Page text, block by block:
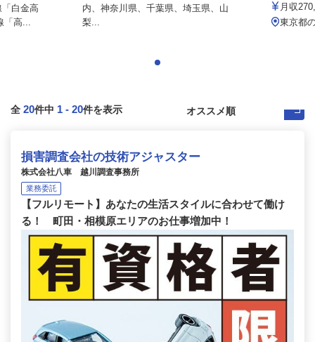
白金高
高...
内、神奈川県、千葉県、埼玉県、山
梨...
月収
東京都
全 20件中 1 - 20件を表示
損害調査会社の技術アジャスター
株式会社八車 越川調査事務所
業務委託
【フルリモート】あなたの生活スタイルに合わせて働け
る！ 町田・相模原エリアのお仕事増加中！